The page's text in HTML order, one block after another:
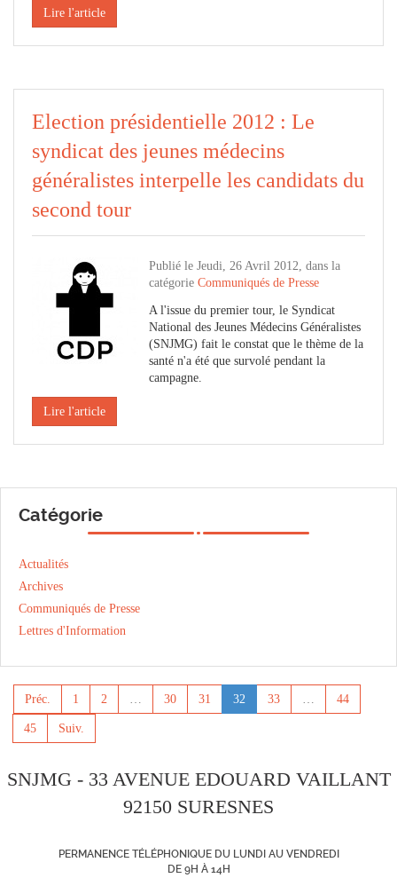
Lire l'article
Election présidentielle 2012 : Le
syndicat des jeunes médecins
généralistes interpelle les candidats du
second tour
Publié le Jeudi, 26 Avril 2012, dans la
catégorie Communiqués de Presse
A l'issue du premier tour, le Syndicat
National des Jeunes Médecins Généralistes
(SNJMG) fait le constat que le thème de la
santé n'a été que survolé pendant la
campagne.
Lire l'article
Catégorie
Actualités
Archives
Communiqués de Presse
Lettres d'Information
Préc. 1 2 … 30 31 32 33 … 44
45 Suiv.
SNJMG - 33 AVENUE EDOUARD VAILLANT
92150 SURESNES
PERMANENCE TÉLÉPHONIQUE DU LUNDI AU VENDREDI
DE 9H À 14H